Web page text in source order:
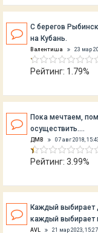
С берегов
на Кубань.
Валентиша 23 мар
Рейтинг: 1.79%
Пока мечтаем,
осуществить....
ДМВ 07 авг 2018,
Рейтинг: 3.99%
Каждый выбирает
каждый выбирает
AVL 21 мар 2023, 15:27